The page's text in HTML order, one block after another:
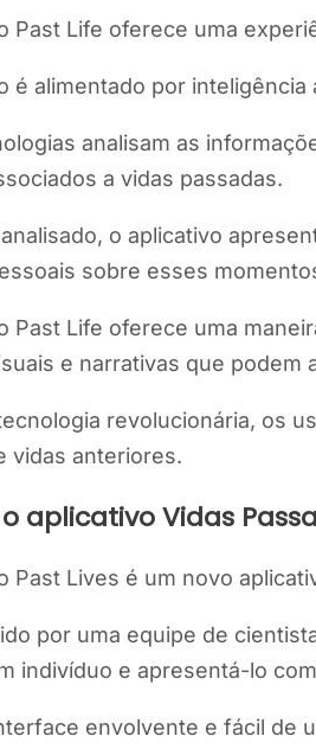
Past Life oferece uma
é alimentado por
analisam as
a vidas passadas.
o aplicativo
sobre esses
Past Life oferece uma
e narrativas que podem
revolucionária, os
vidas anteriores.
aplicativo Vidas
Past Lives é um novo
por uma equipe de
indivíduo e apresentá-lo
envolvente e fácil de